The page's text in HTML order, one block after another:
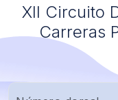
XII Circuito
Carreras